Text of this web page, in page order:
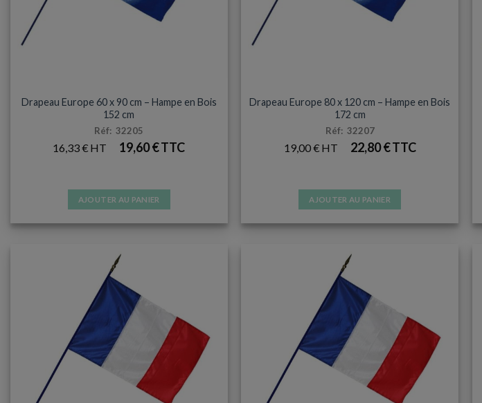
Drapeau Europe 60 x 90 cm – Hampe en Bois
152 cm
Réf: 32205
16,33€ 19,60€
AJOUTER AU PANIER
Drapeau Europe 80 x 120 cm – Hampe en Bois
172 cm
Réf: 32207
19,00€ 22,80€
AJOUTER AU PANIER